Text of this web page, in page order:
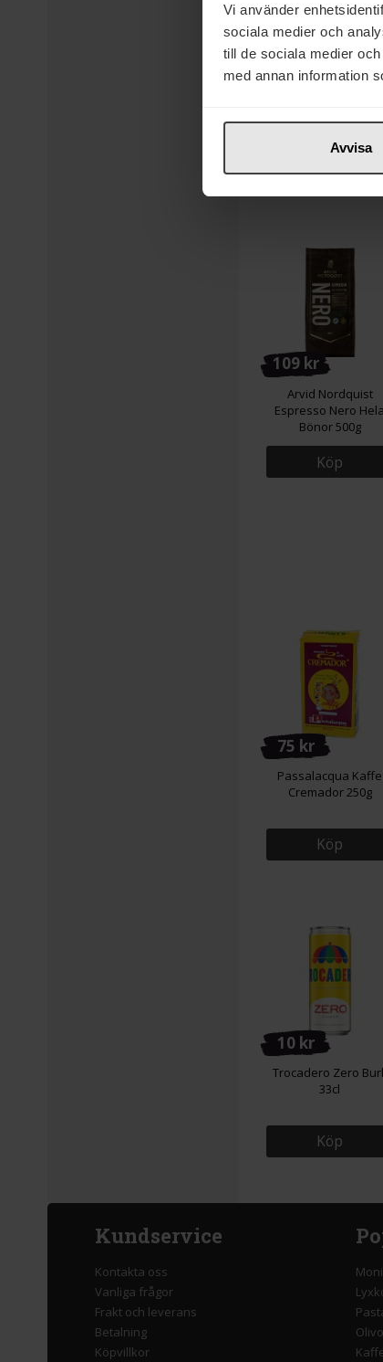
Vi använder
sociala medier och
till de sociala medier
med annan information
Avvisa
90 kr
109 kr
Arvid Nordquist
Espresso Nero Hela
Bönor 500g
Köp
75 kr
Passalacqua Kaffe
Cremador 250g
Köp
10 kr
Trocadero Zero
33cl
Köp
Kundservice
Kontakta oss
Vanliga frågor
Frakt och leverans
Betalning
Köpvillkor